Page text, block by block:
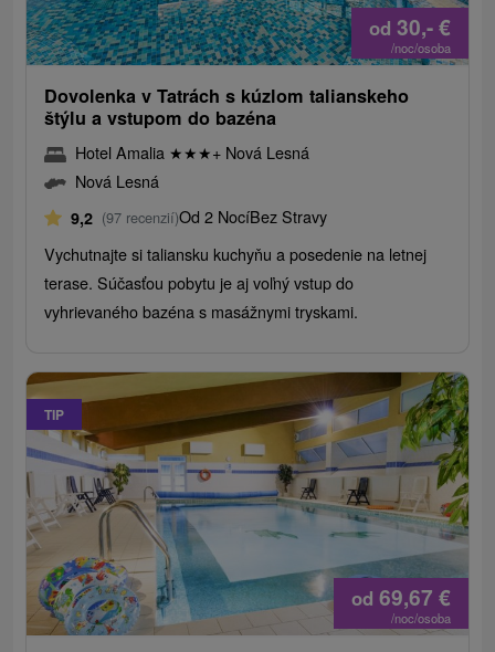
od 30,-€
/noc/osoba
Dovolenka v Tatrách s kúzlom talianskeho
štýlu a vstupom do bazéna
Hotel Amalia ★★★+ Nová Lesná
Nová Lesná
9,2 (97 recenzií)Od 2 NocíBez Stravy
Vychutnajte si taliansku kuchyňu a posedenie na letnej
terase. Súčasťou pobytu je aj voľný vstup do
vyhrievaného bazéna s masážnymi tryskami.
TIP
od 69,67 €
/noc/osoba